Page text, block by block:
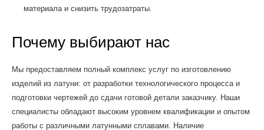
материала и снизить трудозатраты.
Почему выбирают нас
Мы предоставляем полный комплекс услуг по изготовлению
изделий из латуни: от разработки технологического процесса и
подготовки чертежей до сдачи готовой детали заказчику. Наши
специалисты обладают высоким уровнем квалификации и опытом
работы с различными латунными сплавами. Наличие